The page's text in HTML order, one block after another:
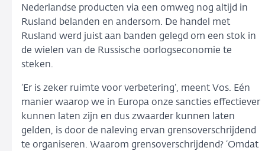
Nederlandse producten via een omweg nog altijd in
Rusland belanden en andersom. De handel met
Rusland werd juist aan banden gelegd om een stok in
de wielen van de Russische oorlogseconomie te
steken.
‘Er is zeker ruimte voor verbetering’, meent Vos. Eén
manier waarop we in Europa onze sancties effectiever
kunnen laten zijn en dus zwaarder kunnen laten
gelden, is door de naleving ervan grensoverschrijdend
te organiseren. Waarom grensoverschrijdend? ‘Omdat